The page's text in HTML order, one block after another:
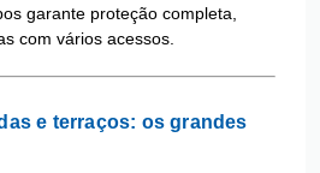
garante proteção completa,
com vários acessos.
e terraços: os grandes